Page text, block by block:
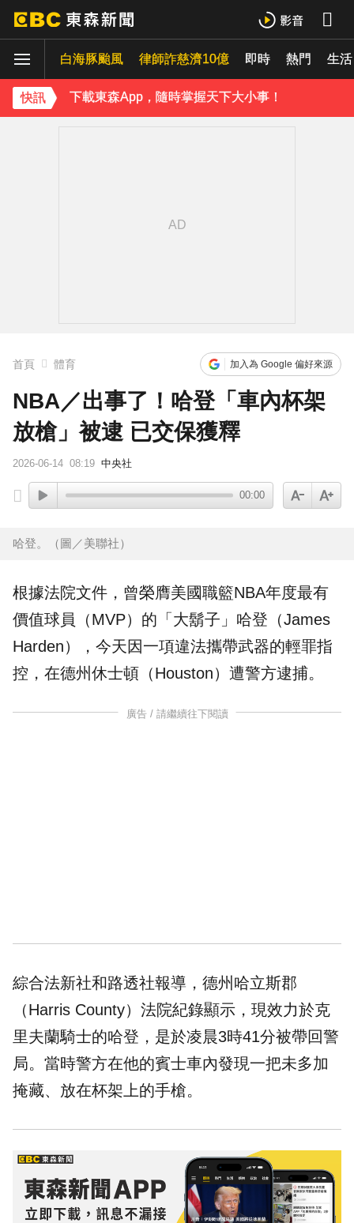
白海豚颱風 律師詐慈濟10億 即時 熱門 生活
快訊
內政部向憲法法庭遞狀 聲請解散統促黨
《理財達人秀》X 安聯投信免費講座報名中！搶先卡位 2027
下載東森App，隨時掌握天下大小事！
首頁 體育 加入為 Google 偏好來源
NBA／出事了！哈登「車內杯架
放槍」被逮 已交保獲釋
2026-06-14 08:19 中央社
00:00
哈登。（圖／美聯社）
根據法院文件，曾榮膺美國職籃NBA年度最有
價值球員（MVP）的「大鬍子」 哈登 （James
Harden），今天因一項違法攜帶武器的輕罪指
控，在德州休士頓（Houston）遭警方逮捕。
廣告 / 請繼續往下閱讀
綜合法新社和路透社報導，德州哈立斯郡
（Harris County）法院紀錄顯示，現效力於克
里夫蘭騎士的哈登，是於凌晨3時41分被帶回警
局。當時警方在他的賓士車內發現一把未多加
掩藏、放在杯架上的手槍。